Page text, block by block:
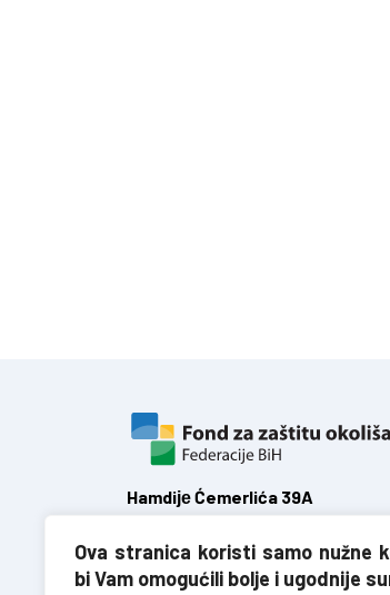
Ova stranica koristi samo nužne
bi Vam omogućili bolje i ugodnije
Hamdiје Ćemerlića 39A
Federacija Bosne i Hercegovine